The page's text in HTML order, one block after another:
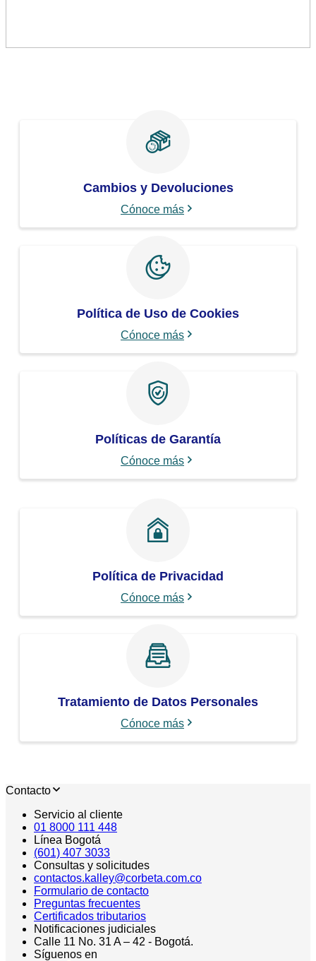
Cambios y Devoluciones
Cónoce más
Política de Uso de Cookies
Cónoce más
Políticas de Garantía
Cónoce más
Política de Privacidad
Cónoce más
Tratamiento de Datos Personales
Cónoce más
Contacto
Servicio al cliente
01 8000 111 448
Línea Bogotá
(601) 407 3033
Consultas y solicitudes
contactos.kalley@corbeta.com.co
Formulario de contacto
Preguntas frecuentes
Certificados tributarios
Notificaciones judiciales
Calle 11 No. 31 A – 42 - Bogotá.
Síguenos en